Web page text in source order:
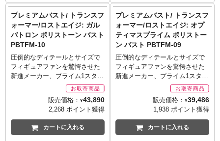
右手は「ヘヴィメタルグライン
ダー」展開状態に差し替えが可
能
■使用電池: LR44x4（頭部x2、
胸部x2）
写真は製品サンプルです。実際
の商品とは異なる場合がありま
す。
ご使用のモニターにより実際の
色と違って見える場合がありま
してください。
■版権表記:
■数量: 世界限定700体
■仕様
3D立体造形の使用により詳細な
ディテールまで再現
頭部全2種（シリアス、笑み）
転倒防止のため必ず台座を使用
してください。
写真は製品サンプルです。実際
の商品とは異なる場合がありま
す。ご使用のモニターにより実
際の色と違って見える場合があ
■版権表記:
BATMAN: ARKHAM KNIGHT
※メーカー在庫品切れの場合、
商品をご用意出来ない場合もご
ざいます。
■シリーズ名: ミュージアムマス
ターライン
■製造・発売: 株式会社プライム
1スタジオ
■サイズ: 全高約83.4cm（本体高
さ約65.9cm、台座高さ約
■発売予定: 2017年9～10月
■素材: ポリストーン（一部に別
素材を使用）
■数量: 世界限定500体
■仕様
商品をご用意出来ない場合もご
ざいます。
■シリーズ名: ミュージアムマス
ターライン
■製造・発売: 株式会社プライム
1スタジオ
■サイズ: 全高約81cm（本体高
さ約63.4cm、台座高さ約
28.5cm）
■発売予定: 2017年4～6月
■素材: ポリストーン（一部に別
■数量: 世界限定500体（台座裏
とパッケージにシリアルナンバ
ー入り）
れたベイン、ポリストーン製の
1/3スケール、全高約87センチの
大型サイズにて立体化。体力ゲ
ージを減らすと筋肉増強麻薬
「ヴェノム」を使用し、指さし
た先のバットマンに対し襲い掛
かるベインの姿を再現。ヘッド
はマスク状態、歯をくいしばっ
たマスク状態、そしてアンマス
ク状態の3種が用意され、スタチ
ューながらも違う「表情」での
ディスプレイが可能。世界限定
750体。
※お取り寄せ商品はご注文後出
ベイン、ポリストーン製の1/3ス
ケール、全高約88センチの大型
サイズにて立体化。傭兵として
幾多の修羅場を経験しているか
らか、腕を組んで状況を静観す
る、余裕され感じられる姿をチ
ョイス。ヘッドはマスク状態と
アンマスク状態の2種が用意さ
れ、スタチューながらも違う
「表情」でのディスプレイが可
能。世界限定350体。
※お取り寄せ商品はご注文後出
荷までに1週間前後必要となりま
プレミアムバスト/ トランスフ
ォーマー/ロストエイジ: ガル
バトロン ポリストーン バスト
PBTFM-10
圧倒的なディテールとサイズで
フィギュアファンを驚愕させた
新進メーカー、プライム1スタジ
オ。映画『トランスフォーマ
ー』シリーズの「ミュージアム
マスターライン」と同スケール
のバストモデルを「プレミアム
バスト」として発表。第10弾と
してラインナップしたのは映画
販売価格： ¥43,890
2,268 ポイント獲得
カートに入れる
プレミアムバスト/ トランスフ
ォーマー/ロストエイジ: オプ
ティマスプライム ポリストー
ン バスト PBTFM-09
圧倒的なディテールとサイズで
フィギュアファンを驚愕させた
新進メーカー、プライム1スタジ
オ。映画『トランスフォーマ
ー』シリーズの「ミュージアム
マスターライン」と同スケール
のバストモデルを「プレミアム
バスト」として発表。第9弾とし
てラインナップしたのは映画
販売価格： ¥39,486
1,938 ポイント獲得
カートに入れる